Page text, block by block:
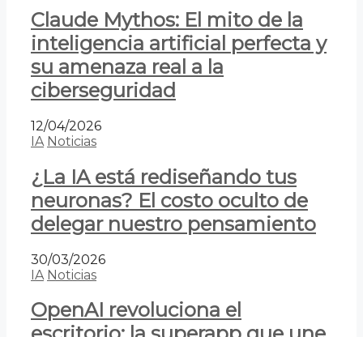
Claude Mythos: El mito de la
inteligencia artificial perfecta y
su amenaza real a la
ciberseguridad
12/04/2026
IA Noticias
¿La IA está rediseñando tus
neuronas? El costo oculto de
delegar nuestro pensamiento
30/03/2026
IA Noticias
OpenAI revoluciona el